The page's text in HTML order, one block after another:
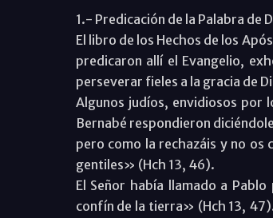
1.- Predicación de la Palabra de
El libro de los Hechos de los
predicaron allí el Evangelio,
perseverar fieles a la gracia de
Algunos judíos, envidiosos por
Bernabé respondieron
pero como la rechazáis y no os
gentiles» (Hch 13, 46).
El Señor había llamado a
confín de la tierra» (Hch 13,